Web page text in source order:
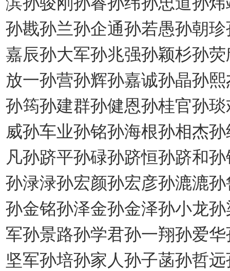
孙戡孙兰孙企通孙若愚孙朝
嘉辰孙大军孙兆强孙颖杉孙
放一孙营孙辉孙嘉诚孙晶孙
孙筠孙建群孙健恩孙桂官孙
威孙车业孙铭孙海根孙相杰
凡孙跻平孙碌孙跻恒孙跻和
孙渌渌孙宏颜孙宏彦孙漉漉
孙金铭孙泽金孙金泽孙小龙
军孙景路孙学君孙一翔孙爱
坚军孙培孙家人孙子菡孙哲